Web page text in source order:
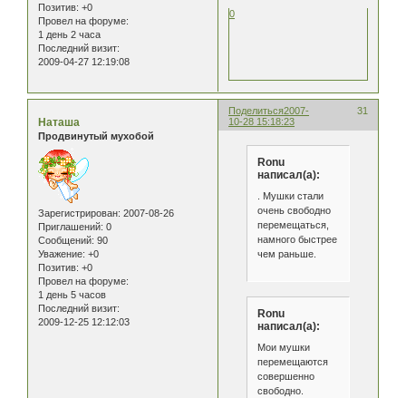
Позитив: +0
Провел на форуме:
1 день 2 часа
Последний визит:
2009-04-27 12:19:08
0
Поделиться 31
2007-
10-28 15:18:23
Наташа
Продвинутый мухобой
Зарегистрирован: 2007-08-26
Приглашений: 0
Сообщений: 90
Уважение: +0
Позитив: +0
Провел на форуме:
1 день 5 часов
Последний визит:
2009-12-25 12:12:03
Ronu
написал(а):
. Мушки стали
очень свободно
перемещаться,
намного быстрее
чем раньше.
Ronu
написал(а):
Мои мушки
перемещаются
совершенно
свободно.